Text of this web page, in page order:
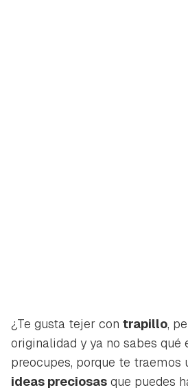
¿Te gusta tejer con trapillo,
originalidad y ya no sabes qué
preocupes, porque te traemos
ideas preciosas que puedes